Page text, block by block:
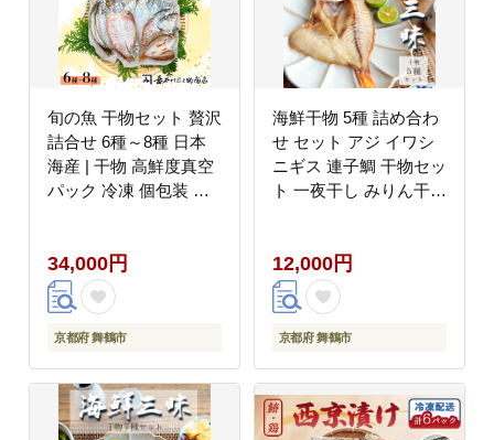
旬の魚 干物セット 贅沢
詰合せ 6種～8種 日本
海産 | 干物 高鮮度真空
パック 冷凍 個包装 ギ
34,000円
京都府 舞鶴市
海鮮干物 5種 詰め合わ
せ セット アジ イワシ
ニギス 連子鯛 干物セッ
ト 一夜干し みりん干し
12,000円
京都府 舞鶴市